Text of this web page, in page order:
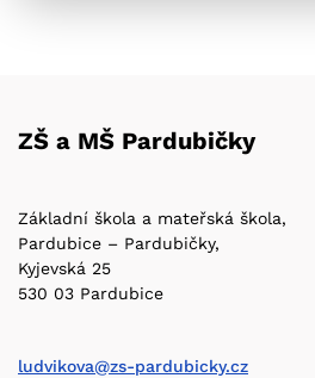
ZŠ a MŠ Pardubičky
Základní škola a mateřská škola,
Pardubice – Pardubičky,
Kyjevská 25
530 03 Pardubice
ludvikova@zs-pardubicky.cz